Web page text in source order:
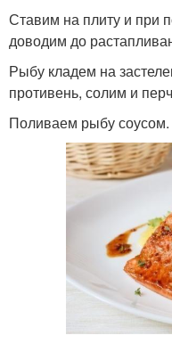
Ставим на плиту и при
доводим до
Рыбу кладем на
противень, солим и
Поливаем рыбу соусом.